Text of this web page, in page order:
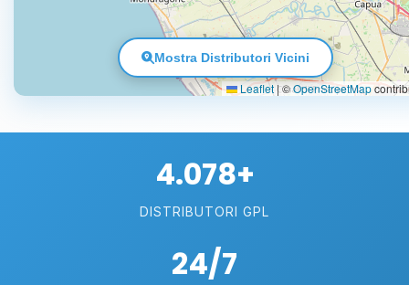
Leaflet|©OpenStreetMap
Mostra Distributori Vicini
4.078+
DISTRIBUTORI GPL
24/7